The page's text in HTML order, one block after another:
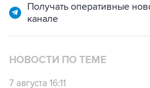
НОВОСТИ ПО ТЕМЕ
7 августа 16:11